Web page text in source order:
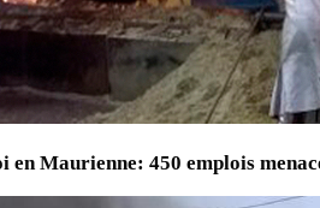
en Maurienne: 450 emplois